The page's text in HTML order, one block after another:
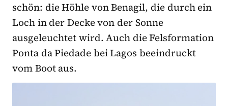
schön: die Höhle von Benagil, die durch ein
Loch in der Decke von der Sonne
ausgeleuchtet wird. Auch die Felsformation
Ponta da Piedade bei Lagos beeindruckt
vom Boot aus.